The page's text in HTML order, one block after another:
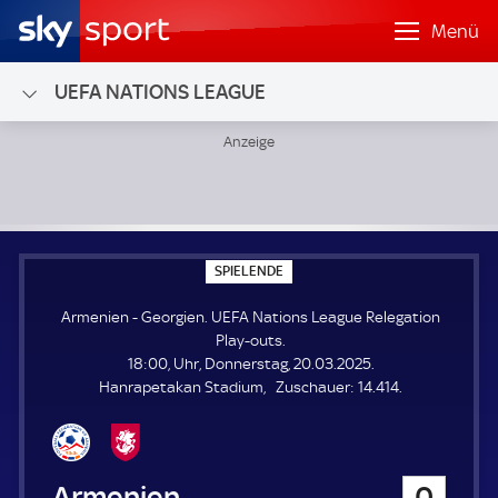
Menü
UEFA NATIONS LEAGUE
SPIELENDE
P
E
E
N
D
E
Armenien - Georgien. UEFA Nations League Relegation
Play-outs.
18:00, Uhr, Donnerstag, 20.03.2025.
Hanrapetakan Stadium
Zuschauer: Z
14.414.